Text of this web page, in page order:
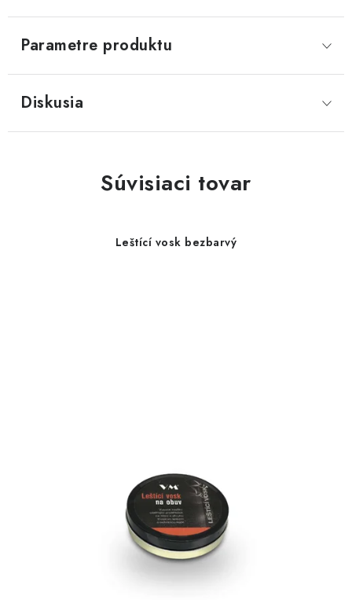
Parametre produktu
Diskusia
Súvisiaci tovar
Leštící vosk bezbarvý